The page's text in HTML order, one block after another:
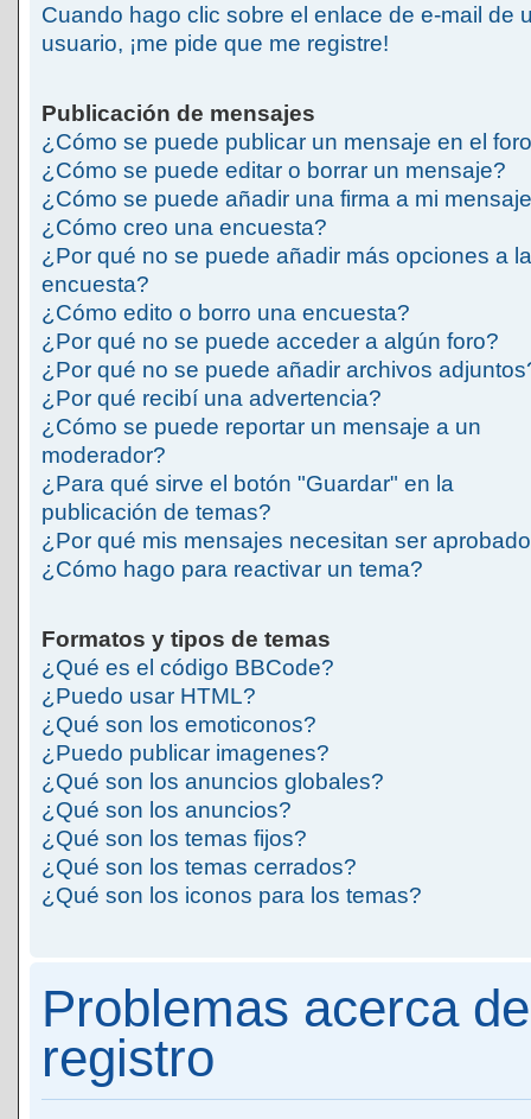
Cuando hago clic sobre el enlace de e-mail de
usuario, ¡me pide que me registre!
Publicación de mensajes
¿Cómo se puede publicar un mensaje en el
¿Cómo se puede editar o borrar un mensaje?
¿Cómo se puede añadir una firma a mi
¿Cómo creo una encuesta?
¿Por qué no se puede añadir más opciones a la
encuesta?
¿Cómo edito o borro una encuesta?
¿Por qué no se puede acceder a algún foro?
¿Por qué no se puede añadir archivos
¿Por qué recibí una advertencia?
¿Cómo se puede reportar un mensaje a un
moderador?
¿Para qué sirve el botón "Guardar" en la
publicación de temas?
¿Por qué mis mensajes necesitan ser
¿Cómo hago para reactivar un tema?
Formatos y tipos de temas
¿Qué es el código BBCode?
¿Puedo usar HTML?
¿Qué son los emoticonos?
¿Puedo publicar imagenes?
¿Qué son los anuncios globales?
¿Qué son los anuncios?
¿Qué son los temas fijos?
¿Qué son los temas cerrados?
¿Qué son los iconos para los temas?
Problemas acerca
registro